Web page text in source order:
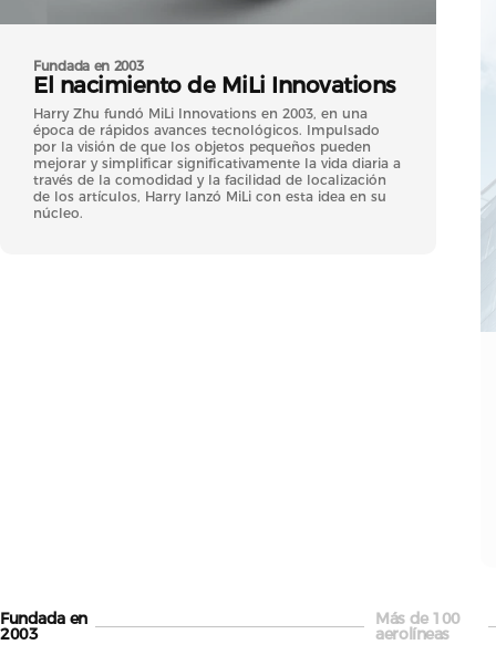
Fundada en 2003
El nacimiento de MiLi Innovations
Harry Zhu fundó MiLi Innovations en 2003, en una
época de rápidos avances tecnológicos. Impulsado
por la visión de que los objetos pequeños pueden
mejorar y simplificar significativamente la vida diaria a
través de la comodidad y la facilidad de localización
de los artículos, Harry lanzó MiLi con esta idea en su
núcleo.
Página 1
Fundada en
2003 Página 2
Más de 100
aerolíneas